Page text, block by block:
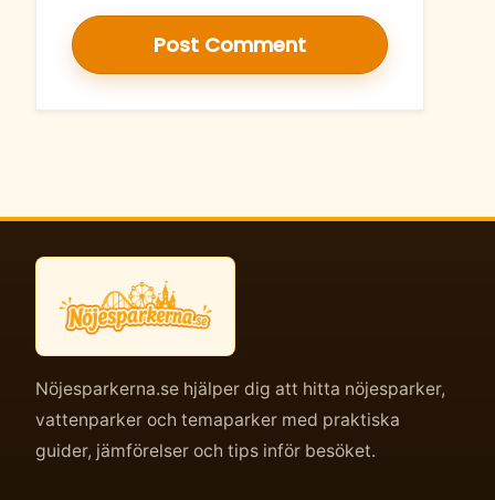
Nöjesparkerna.se hjälper dig att hitta nöjesparker,
vattenparker och temaparker med praktiska
guider, jämförelser och tips inför besöket.